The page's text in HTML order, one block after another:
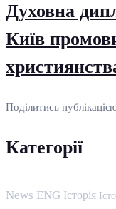
Духовна
Київ
Поділитись
Категорії
News ENG Історія